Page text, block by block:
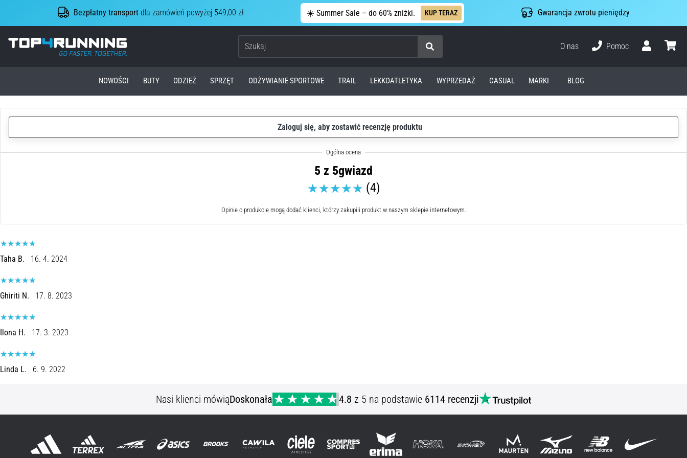
Bezpłatny transportdla zamówień powyżej 549,00 zł ☀️ Summer Sale – do 60% zniżki. KUP TERAZ Gwarancja zwrotu pieniędzy
Top4Running.pl
Szukaj
O nas
Pomoc
NOWOŚCI BUTY ODZIEŻ SPRZĘT ODŻYWIANIE SPORTOWE TRAIL LEKKOATLETYKA WYPRZEDAŻ CASUAL MARKI BLOG
Zaloguj się, aby zostawić recenzję produktu
5 z 5gwiazd
(4)
Opinie o produkcie mogą dodać klienci, którzy zakupili produkt w naszym sklepie internetowym.
Taha B. 16. 4. 2024
Ghiriti N. 17. 8. 2023
Ilona H. 17. 3. 2023
Linda L. 6. 9. 2022
Nasi klienci mówiąDoskonała 4.8 z 5 na podstawie 6114 recenzji